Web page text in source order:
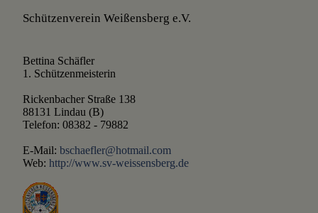
Schützenverein Weißensberg e.V.
Bettina Schäfler
1. Schützenmeisterin
Rickenbacher Straße 138
88131 Lindau (B)
Telefon: 08382 - 79882
E-Mail: bschaefler@hotmail.com
Web: http://www.sv-weissensberg.de